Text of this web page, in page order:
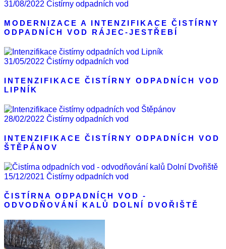
31/08/2022 Čistírny odpadních vod
MODERNIZACE A INTENZIFIKACE ČISTÍRNY
ODPADNÍCH VOD RÁJEC-JESTŘEBÍ
31/05/2022 Čistírny odpadních vod
INTENZIFIKACE ČISTÍRNY ODPADNÍCH VOD
LIPNÍK
28/02/2022 Čistírny odpadních vod
INTENZIFIKACE ČISTÍRNY ODPADNÍCH VOD
ŠTĚPÁNOV
15/12/2021 Čistírny odpadních vod
ČISTÍRNA ODPADNÍCH VOD -
ODVODŇOVÁNÍ KALŮ DOLNÍ DVOŘIŠTĚ